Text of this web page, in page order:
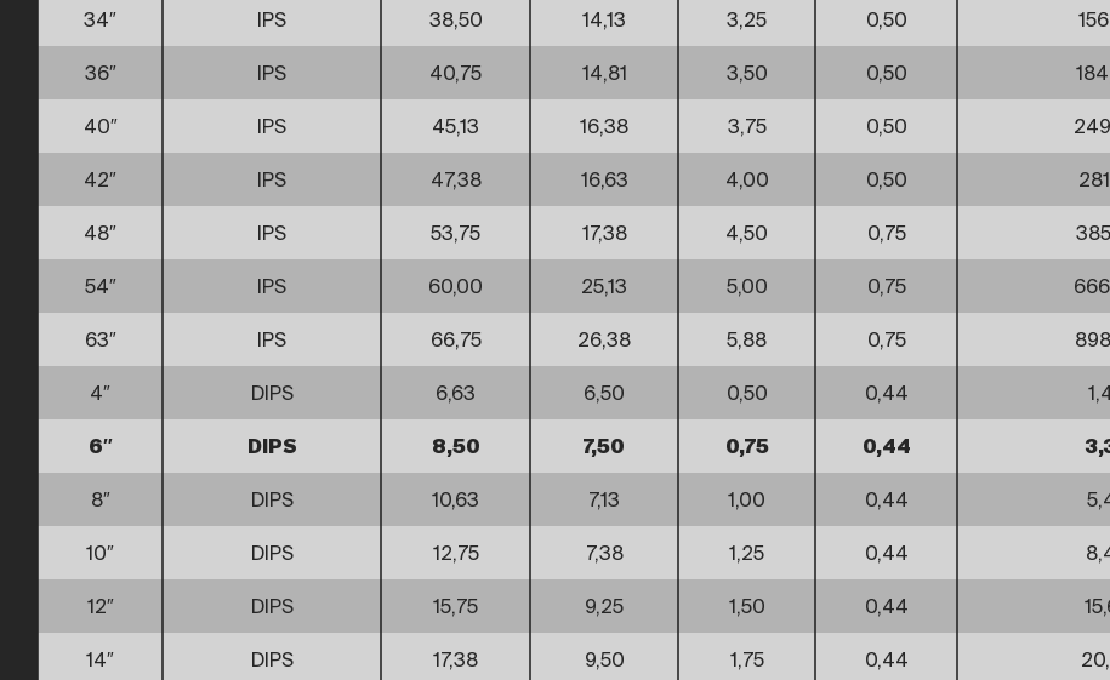
34″ IPS 38,50 14,13 3,25 0,50
36″ IPS 40,75 14,81 3,50 0,50
40″ IPS 45,13 16,38 3,75 0,50
42″ IPS 47,38 16,63 4,00 0,50
48″ IPS 53,75 17,38 4,50 0,75
54″ IPS 60,00 25,13 5,00 0,75
63″ IPS 66,75 26,38 5,88 0,75
4″ DIPS 6,63 6,50 0,50 0,44
6″ DIPS 8,50 7,50 0,75 0,44
8″ DIPS 10,63 7,13 1,00 0,44
10″ DIPS 12,75 7,38 1,25 0,44
12″ DIPS 15,75 9,25 1,50 0,44
14″ DIPS 17,38 9,50 1,75 0,44